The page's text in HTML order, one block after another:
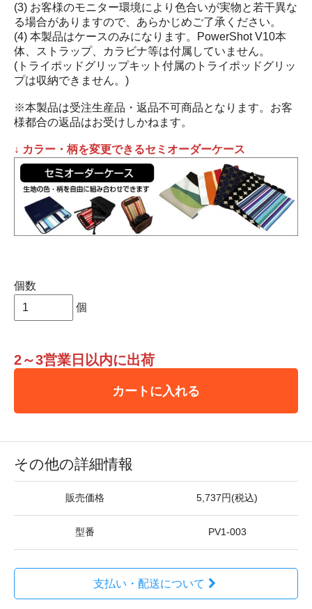
(3) お客様のモニター環境により色合いが実物と若干異な
る場合がありますので、あらかじめご了承ください。
(4) 本製品はケースのみになります。PowerShot V10本
体、ストラップ、カラビナ等は付属していません。
(トライポッドグリップキット付属のトライポッドグリッ
プは収納できません。)
※本製品は受注生産品・返品不可商品となります。お客
様都合の返品はお受けしかねます。
↓ カラー・柄を変更できるセミオーダーケース
個数
個
2～3営業日以内に出荷
カートに入れる
その他の詳細情報
販売価格 5,737円(税込)
型番 PV1-003
支払い・配送について